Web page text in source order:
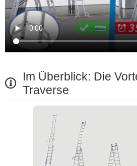
Im Überblick: Die
Traverse